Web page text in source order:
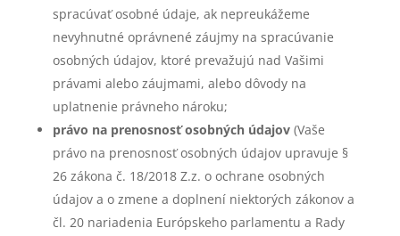
spracúvať osobné údaje, ak nepreukážeme
nevyhnutné oprávnené záujmy na spracúvanie
osobných údajov, ktoré prevažujú nad Vašimi
právami alebo záujmami, alebo dôvody na
uplatnenie právneho nároku;
právo na prenosnosť osobných údajov(Vaše
právo na prenosnosť osobných údajov upravuje §
26 zákona č. 18/2018 Z.z. o ochrane osobných
údajov a o zmene a doplnení niektorých zákonov a
čl. 20 nariadenia Európskeho parlamentu a Rady